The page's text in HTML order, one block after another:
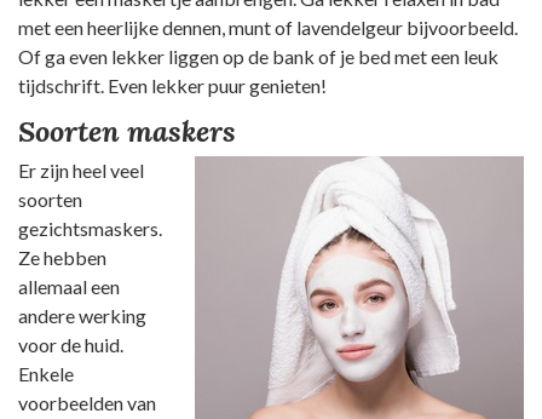
met een heerlijke dennen, munt of lavendelgeur bijvoorbeeld.
Of ga even lekker liggen op de bank of je bed met een leuk
tijdschrift. Even lekker puur genieten!
Soorten maskers
Er zijn heel veel
soorten
gezichtsmaskers.
Ze hebben
allemaal een
andere werking
voor de huid.
Enkele
voorbeelden van